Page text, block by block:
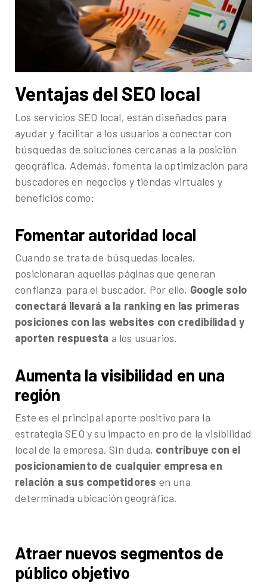
Ventajas del SEO local
Los servicios SEO local, están diseñados para
ayudar y facilitar a los usuarios a conectar con
búsquedas de soluciones cercanas a la posición
geográfica. Además, fomenta la optimización para
buscadores en negocios y tiendas virtuales y
beneficios como:
Fomentar autoridad local
Cuando se trata de búsquedas locales,
posicionaran aquellas páginas que generan
confianza para el buscador. Por ello, Google solo
conectará llevará a la ranking en las primeras
posiciones con las websites con credibilidad y
aporten respuesta a los usuarios.
Aumenta la visibilidad en una
región
Este es el principal aporte positivo para la
estrategia SEO y su impacto en pro de la visibilidad
local de la empresa. Sin duda, contribuye con el
posicionamiento de cualquier empresa en
relación a sus competidores en una
determinada ubicación geográfica.
Atraer nuevos segmentos de
público objetivo